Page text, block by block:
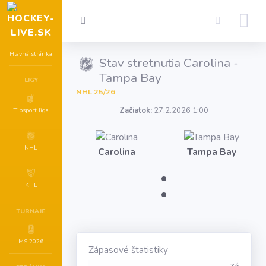
Hlavná stránka
LIGY
Tipsport liga
NHL
KHL
TURNAJE
MS 2026
Stav stretnutia Carolina -
Tampa Bay
NHL 25/26
Začiatok: 27.2.2026 1:00
Carolina
:
Tampa Bay
Zápasové štatistiky